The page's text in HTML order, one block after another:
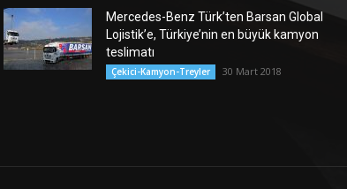
Mercedes-Benz Türk’ten Barsan Global
Lojistik’e, Türkiye’nin en büyük kamyon
teslimatı
Çekici-Kamyon-Treyler 30 Mart 2018